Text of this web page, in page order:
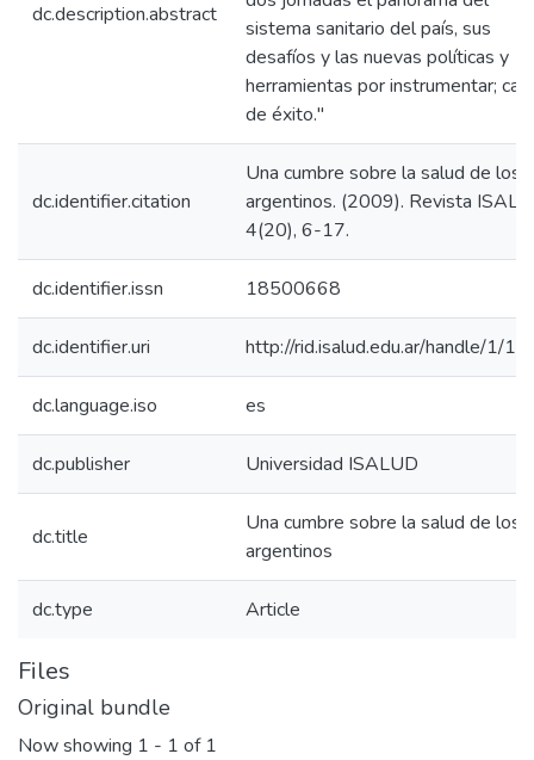
dc.description.abstract
sistema sanitario del país, sus
desafíos y las nuevas políticas y
herramientas por instrumentar;
de éxito."
dc.identifier.citation
Una cumbre sobre la salud de los
argentinos. (2009). Revista
4(20), 6-17.
dc.identifier.issn 18500668
dc.identifier.uri http://rid.isalud.edu.ar/handle/1/
dc.language.iso es
dc.publisher Universidad ISALUD
dc.title
Una cumbre sobre la salud de los
argentinos
dc.type Article
Files
Original bundle
Now showing 1 - 1 of 1